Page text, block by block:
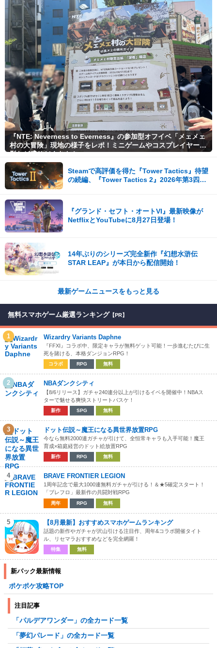
『NTE: Neverness to Everness』の参加型オフイベ「メェメェ
村の大冒険」現地の様子をレポ！ミニゲームやコスプレイヤー撮
影など盛りだくさん！
Steamで高評価を得た『Tower Tactics』待望
の続編、『Tower Tactics 2』2026年第3四半
『グランド・セフト・オートVI』最新映像が
NetflixとYouTubeに8月27日登場！
14年ぶりのシリーズ完全新作『幻想水滸伝
STAR LEAP』が本日から配信開始！
最新ゲームニュースをもっと見る
無料スマホゲーム厳選ランキング 【PR】
1 Wizardry Variants Daphne
『FFXI』コラボ中、限定キャラが無料ゲット可能！一歩進むたびに生
死を賭ける、本格ダンジョンRPG！
コラボ RPG 無料
2 NBAダンクシティ
【8/6リリース】ガチャ240連分以上が引けるイベを開催中！NBAス
ターで魅せる爽快ストリートバスケ！
新作 SPG 無料
3 ドット伝説～魔王になる異世界放置RPG
今なら無料2000連ガチャが引けて、全恒常キャラも入手可能！魔王
育成×箱庭経営のドット絵放置RPG
新作 RPG 無料
4 BRAVE FRONTIER LEGION
1周年記念で最大1000連無料ガチャが引ける！＆★5確定スタート！
「ブレフロ」最新作の共闘対戦RPG
周年 RPG 無料
5 【8月最新】おすすめスマホゲームランキング
話題の新作やガチャが沢山引ける注目作、周年&コラボ開催タイト
ル、リセマラおすすめなどを完全網羅！
特集 無料
新パック最新情報
ポケポケ攻略TOP
注目記事
「パルデアワンダー」の全カード一覧
「夢幻パレード」の全カード一覧